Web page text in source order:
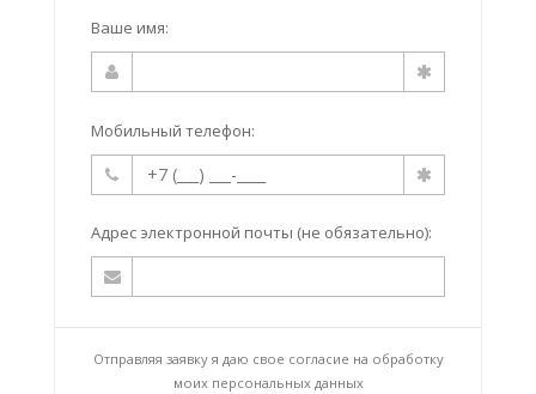
Ваше имя:
Мобильный телефон:
Адрес электронной почты (не обязательно):
Отправляя заявку я даю свое согласие на обработку
моих персональных данных